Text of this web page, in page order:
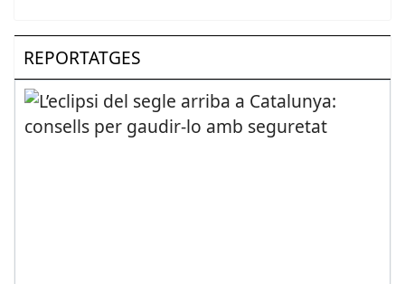
REPORTATGES